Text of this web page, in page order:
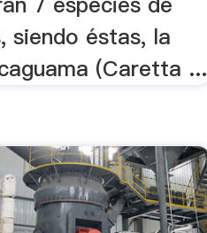
siendo éstas, la
(Caretta ...